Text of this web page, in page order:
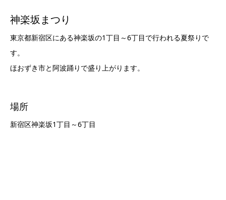
神楽坂まつり
東京都新宿区にある神楽坂の1丁目～6丁目で行われる夏祭りで
す。
ほおずき市と阿波踊りで盛り上がります。
場所
新宿区神楽坂1丁目～6丁目